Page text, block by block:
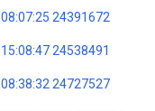
24391672
24538491
24727527